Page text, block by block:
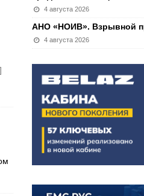
4 августа 2026
АНО «НОИВ». Взрывной
4 августа 2026